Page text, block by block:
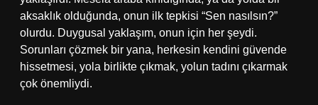
aksaklık olduğunda, onun ilk tepkisi “Sen nasılsın?”
olurdu. Duygusal yaklaşım, onun için her şeydi.
Sorunları çözmek bir yana, herkesin kendini güvende
hissetmesi, yola birlikte çıkmak, yolun tadını çıkarmak
çok önemliydi.